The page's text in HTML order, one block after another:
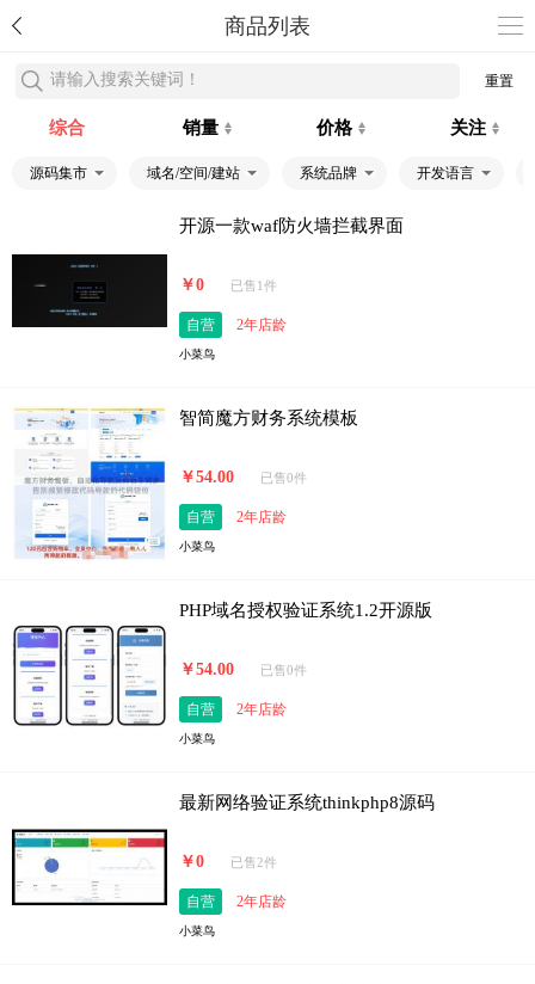
商品列表
请输入搜索关键词！ 重置
综合 销量 价格 关注
源码集市 域名/空间/建站 系统品牌 开发语言
开源一款waf防火墙拦截界面
￥0 已售1件
自营 2年店龄
小菜鸟
智简魔方财务系统模板
￥54.00 已售0件
自营 2年店龄
小菜鸟
PHP域名授权验证系统1.2开源版
￥54.00 已售0件
自营 2年店龄
小菜鸟
最新网络验证系统thinkphp8源码
￥0 已售2件
自营 2年店龄
小菜鸟